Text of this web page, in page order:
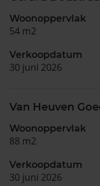
Woonoppervlak
54 m2
Verkoopdatum
30 juni 2026
Van Heuven
Woonoppervlak
88 m2
Verkoopdatum
30 juni 2026